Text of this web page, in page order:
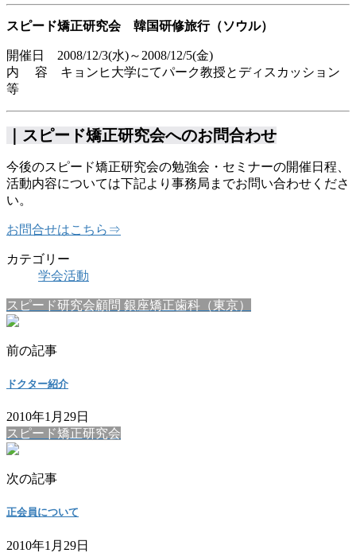
スピード矯正研究会 韓国研修旅行（ソウル）
開催日 2008/12/3(水)～2008/12/5(金)
内 容 キョンヒ大学にてパーク教授とディスカッション
等
｜スピード矯正研究会へのお問合わせ
今後のスピード矯正研究会の勉強会・セミナーの開催日程、
活動内容については下記より事務局までお問い合わせくださ
い。
お問合せはこちら⇒
カテゴリー
学会活動
スピード研究会顧問 銀座矯正歯科（東京）
前の記事
ドクター紹介
2010年1月29日
スピード矯正研究会
次の記事
正会員について
2010年1月29日